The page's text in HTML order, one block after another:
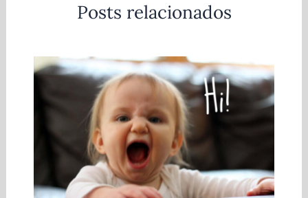
Posts relacionados